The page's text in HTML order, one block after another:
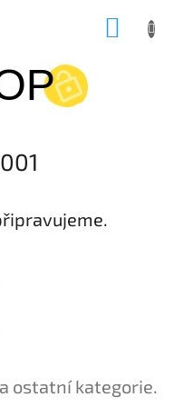
ostatní kategorie.